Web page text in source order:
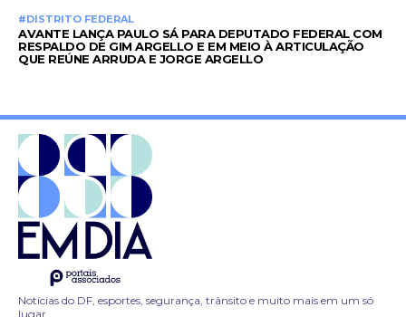
#DISTRITO FEDERAL
AVANTE LANÇA PAULO SÁ PARA DEPUTADO FEDERAL COM
RESPALDO DE GIM ARGELLO E EM MEIO À ARTICULAÇÃO
QUE REÚNE ARRUDA E JORGE ARGELLO
Notícias do DF, esportes, segurança, trânsito e muito mais em um só
lugar.